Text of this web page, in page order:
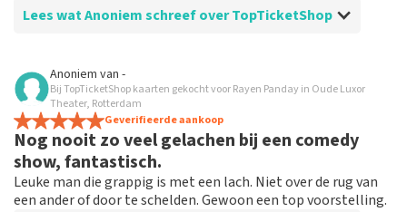
Lees wat Anoniem schreef over TopTicketShop
Beoordeling van Anoniem over
Prima , maar duur
Goede service
Anoniem van -
Bij TopTicketShop kaarten gekocht voor Rayen Panday in Oude Luxor
Theater, Rotterdam
Geverifieerde aankoop
Nog nooit zo veel gelachen bij een comedy
show, fantastisch.
Leuke man die grappig is met een lach. Niet over de rug van
een ander of door te schelden. Gewoon een top voorstelling.